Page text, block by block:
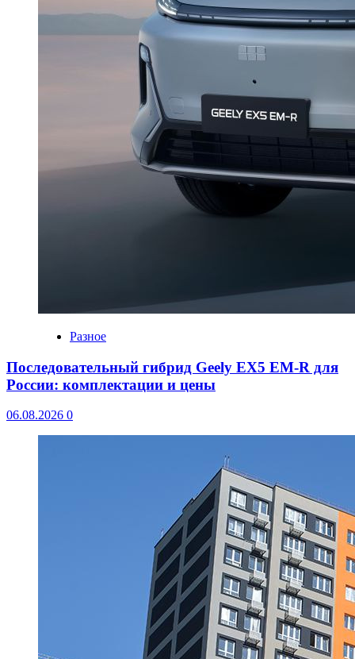
Разное
Последовательный гибрид Geely EX5 EM-R для
России: комплектации и цены
06.08.2026 0